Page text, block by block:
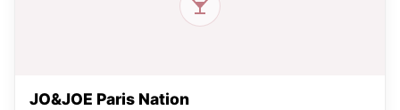
JO&JOE Paris Nation